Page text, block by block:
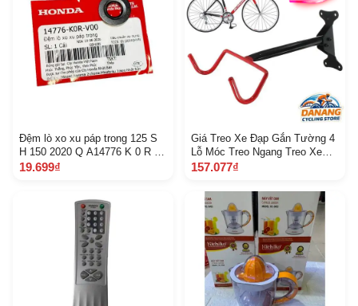
Đệm lò xo xu páp trong 125 S
H 150 2020 Q A14776 K 0 R V
00 528
19.699₫
Giá Treo Xe Đạp Gắn Tường 4
Lỗ Móc Treo Ngang Treo Xe
Tiết Kiệm Không Gian
157.077₫